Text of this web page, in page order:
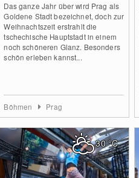
Das ganze Jahr über wird Prag als
Goldene Stadt bezeichnet, doch zur
Weihnachtszeit erstrahlt die
tschechische Hauptstadt in einem
noch schöneren Glanz. Besonders
schön erleben kannst...
Böhmen Prag
30°C